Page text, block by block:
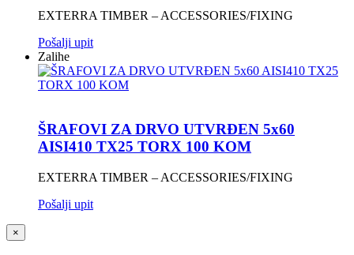
EXTERRA TIMBER – ACCESSORIES/FIXING
Pošalji upit
Zalihe
ŠRAFOVI ZA DRVO UTVRĐEN 5x60
AISI410 TX25 TORX 100 KOM
EXTERRA TIMBER – ACCESSORIES/FIXING
Pošalji upit
×